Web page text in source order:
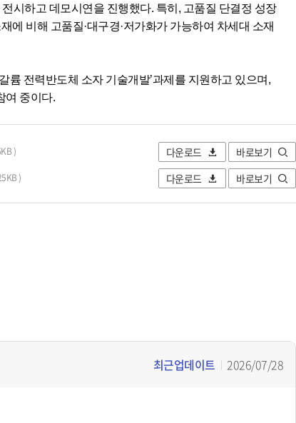
시하고 데모시연을 진행했다. 특히, 고품질 단결정 성장
비해 고품질·대구경·저가화가 가능하여 차세대 소재
륨 전력반도체 소자 기술개발’과제를 지원하고 있으며,
여 중이다.
) 다운로드 바로보기
) 다운로드 바로보기
최근업데이트 2026/07/28